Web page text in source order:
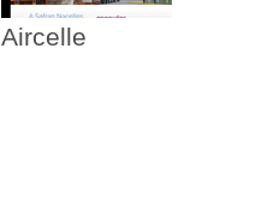
Aircelle